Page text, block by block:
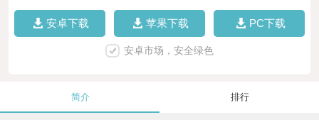
安卓下载 苹果下载 PC下载
安卓市场，安全绿色
简介 排行